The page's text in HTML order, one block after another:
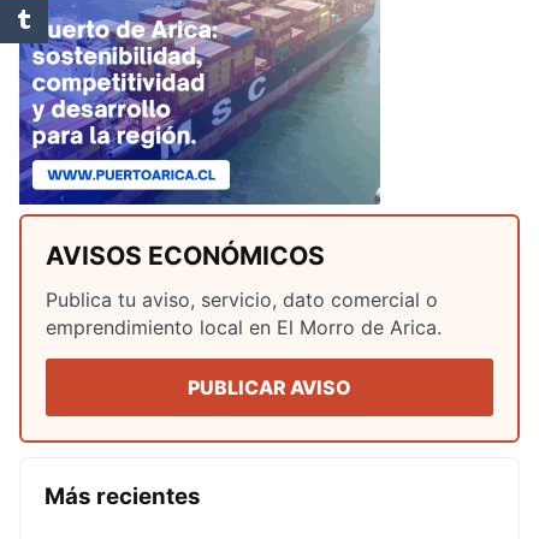
AVISOS ECONÓMICOS
Publica tu aviso, servicio, dato comercial o
emprendimiento local en El Morro de Arica.
PUBLICAR AVISO
Más recientes